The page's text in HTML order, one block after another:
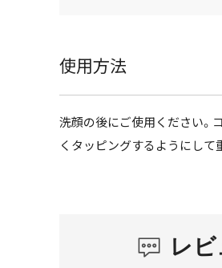
使用方法
洗顔の後にご使用ください。
くタッピングするようにして
レ